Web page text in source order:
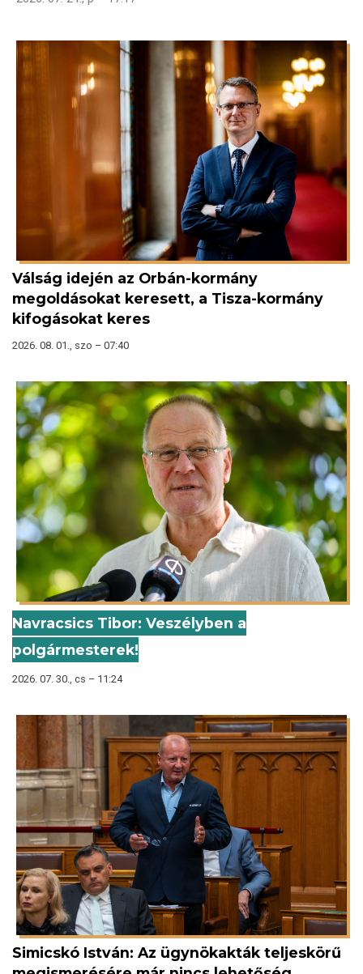
Válság idején az Orbán-kormány
megoldásokat keresett, a Tisza-kormány
kifogásokat keres
2026. 08. 01., szo – 07:40
Navracsics Tibor: Veszélyben a
polgármesterek!
2026. 07. 30., cs – 11:24
Simicskó István: Az ügynökakták teljeskörű